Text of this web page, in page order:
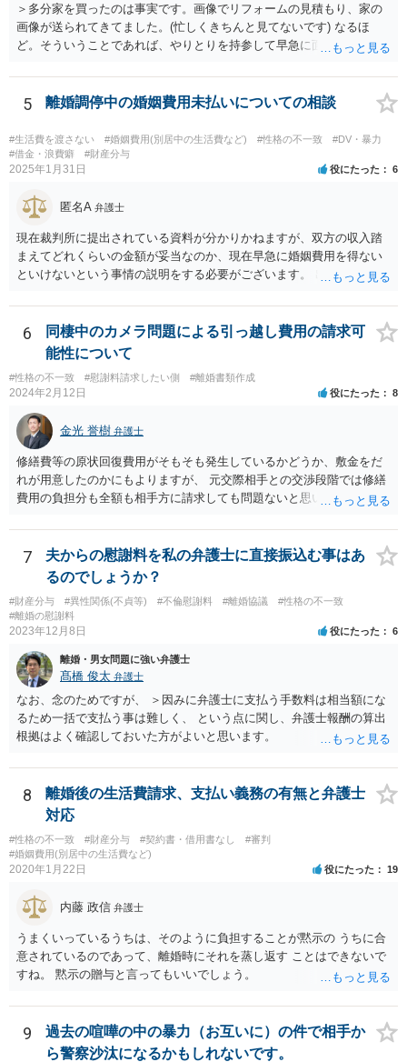
＞多分家を買ったのは事実です。画像でリフォームの見積もり、家の
画像が送られてきてました。(忙しくきちんと見てないです) なるほ
ど。そういうことであれば、やりとりを持参して早急に面談相談に行
5 離婚調停中の婚姻費用未払いについての相談
#生活費を渡さない #婚姻費用(別居中の生活費など) #性格の不一致
#DV・暴力
#借金・浪費癖
#財産分与
2025年1月31日 役にたった 6
匿名A 弁護士
現在裁判所に提出されている資料が分かりかねますが、双方の収入踏
まえてどれくらいの金額が妥当なのか、現在早急に婚姻費用を得ない
といけないという事情の説明をする必要がございます。 出来なくはな
収入にもよりますが、弁護士費用を拠出することが困難でも法テラス
の利用等もございますので全体的な方針の相談をされることをおすす
めします。
6
同棲中のカメラ問題による引っ越し費用の請求可
能性について
#性格の不一致 #慰謝料請求したい側 #離婚書類作成
2024年2月12日 役にたった 8
金光 誉樹 弁護士
修繕費等の原状回復費用がそもそも発生しているかどうか、敷金をだ
れが用意したのかにもよりますが、 元交際相手との交渉段階では修繕
費用の負担分も全額も相手方に請求しても問題ないと思います。 少な
用は相手方がその危険を引き受けたと捉えることもできます。修繕費
用が争われる場合も、最低でも折半で対応するのが公平と考えます。
7
夫からの慰謝料を私の弁護士に直接振込む事はあ
るのでしょうか？
#財産分与 #異性関係(不貞等) #不倫慰謝料 #離婚協議
#性格の不一致
#離婚の慰謝料
2023年12月8日 役にたった 6
離婚・男女問題に強い弁護士
髙橋 俊太 弁護士
なお、念のためですが、 ＞因みに弁護士に支払う手数料は相当額にな
るため一括で支払う事は難しく、 という点に関し、弁護士報酬の算出
根拠はよく確認しておいた方がよいと思います。
8
離婚後の生活費請求、支払い義務の有無と弁護士
対応
#性格の不一致 #財産分与 #契約書・借用書なし
#審判
#婚姻費用(別居中の生活費など)
2020年1月22日 役にたった 19
内藤 政信 弁護士
うまくいっているうちは、そのように負担することが黙示の うちに合
意されているのであって、離婚時にそれを蒸し返す ことはできないで
すね。 黙示の贈与と言ってもいいでしょう。
9
過去の喧嘩の中の暴力（お互いに）の件で相手か
ら警察沙汰になるかもしれないです。